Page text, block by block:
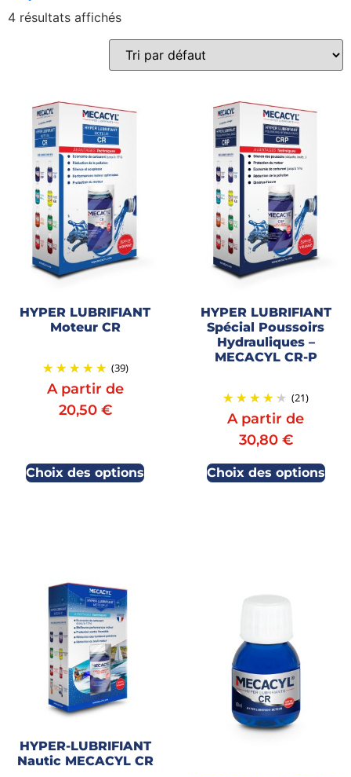
Gains recherchés
Gains recherchés
4 résultats affichés
HYPER LUBRIFIANT
Moteur CR
(39)
A partir de
20,50 €
Choix des options
HYPER LUBRIFIANT
Spécial Poussoirs
Hydrauliques –
MECACYL CR-P
(21)
A partir de
30,80 €
Choix des options
HYPER-LUBRIFIANT
Nautic MECACYL CR